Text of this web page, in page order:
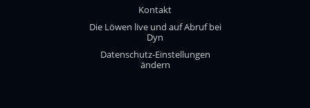
Kontakt
Die Löwen live und auf Abruf bei
Dyn
Datenschutz-Einstellungen
ändern